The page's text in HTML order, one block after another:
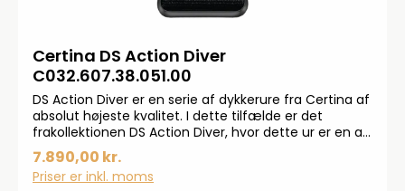
Certina DS Action Diver
C032.607.38.051.00
DS Action Diver er en serie af dykkerure fra Certina af
absolut højeste kvalitet. I dette tilfælde er det
frakollektionen DS Action Diver, hvor dette ur er en af
topmodellerne til herre. Herreuret ses med safirglas
og automatisk urværk. 300 m vandtæthed.Herreuret
måler ø43 mm i diameter. Automatik urværk betyder
7.890,00 kr.
Priser er inkl. moms